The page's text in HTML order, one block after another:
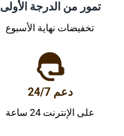
تمور من الدرجة الأولى
تخفيضات نهاية الأسبوع
دعم 24/7
على الإنترنت 24 ساعة